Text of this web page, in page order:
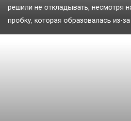
решили не откладывать, несмотря
пробку, которая образовалась из-